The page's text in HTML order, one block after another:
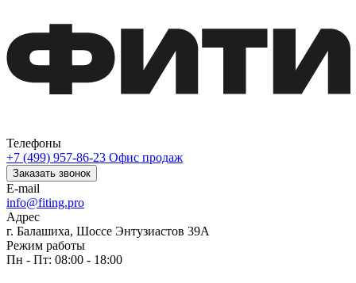
Телефоны
+7 (499) 957-86-23 Офис продаж
Заказать звонок
E-mail
info@fiting.pro
Адрес
г. Балашиха, Шоссе Энтузиастов 39А
Режим работы
Пн - Пт: 08:00 - 18:00